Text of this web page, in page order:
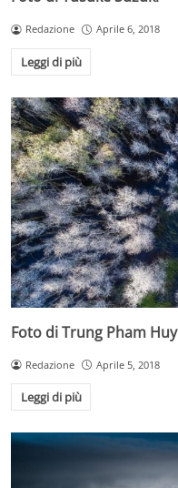
Redazione Aprile 6, 2018
Leggi di più
Foto di Trung Pham Huy
Redazione Aprile 5, 2018
Leggi di più